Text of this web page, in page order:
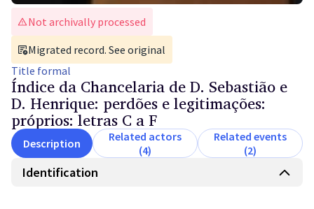
Not archivally processed
Migrated record. See original
Title formal
Índice da Chancelaria de D. Sebastião e
D. Henrique: perdões e legitimações:
próprios: letras C a F
Description
Related actors
(4)
Related events
(2)
Identification